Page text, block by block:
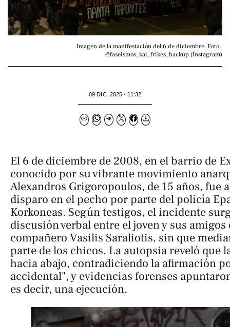
Imagen de la manifestación del 6 de diciembre. Foto:
@faseismos_kai_frikes_backup (Instagram)
09 DIC. 2025 - 11:32
El 6 de diciembre de 2008, en el barrio de
conocido por su vibrante movimiento
Alexandros Grigoropoulos, de 15 años, fue
disparo en el pecho por parte del policía
Korkoneas. Según testigos, el incidente
discusión verbal entre el joven y sus amigos
compañero Vasilis Saraliotis, sin que
parte de los chicos. La autopsia reveló que
hacia abajo, contradiciendo la afirmación
accidental", y evidencias forenses
es decir, una ejecución.